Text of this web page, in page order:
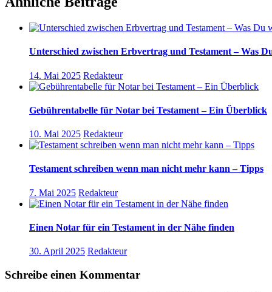
Unterschied zwischen Erbvertrag und Testament – Was
14. Mai 2025 Redakteur
Gebührentabelle für Notar bei Testament – Ein Überblick
10. Mai 2025 Redakteur
Testament schreiben wenn man nicht mehr kann – Tipps
7. Mai 2025 Redakteur
Einen Notar für ein Testament in der Nähe finden
30. April 2025 Redakteur
Schreibe einen Kommentar